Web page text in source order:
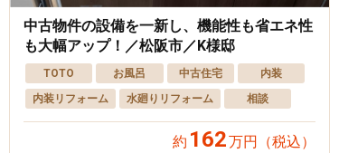
中古物件の設備を一新し、機能性も省エネ性
も大幅アップ！／松阪市／K様邸
TOTO お風呂 中古住宅
内装
内装リフォーム
水廻りリフォーム 相談
約 162万円（税込）